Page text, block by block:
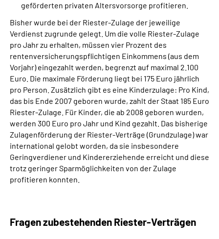
geförderten privaten Altersvorsorge profitieren.
Bisher wurde bei der Riester-Zulage der jeweilige
Verdienst zugrunde gelegt. Um die volle Riester-Zulage
pro Jahr zu erhalten, müssen vier Prozent des
rentenversicherungspflichtigen Einkommens (aus dem
Vorjahr) eingezahlt werden, begrenzt auf maximal 2.100
Euro. Die maximale Förderung liegt bei 175 Euro jährlich
pro Person. Zusätzlich gibt es eine Kinderzulage: Pro Kind,
das bis Ende 2007 geboren wurde, zahlt der Staat 185 Euro
Riester-Zulage. Für Kinder, die ab 2008 geboren wurden,
werden 300 Euro pro Jahr und Kind gezahlt. Das bisherige
Zulagenförderung der Riester-Verträge (Grundzulage) war
international gelobt worden, da sie insbesondere
Geringverdiener und Kindererziehende erreicht und diese
trotz geringer Sparmöglichkeiten von der Zulage
profitieren konnten.
Fragen zubestehenden Riester-Verträgen